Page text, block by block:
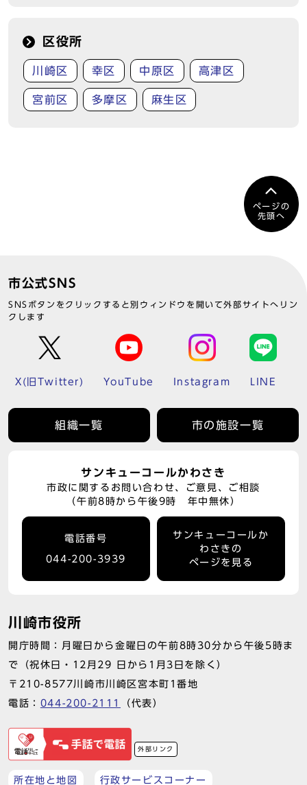
区役所
川崎区 幸区 中原区 高津区
宮前区 多摩区 麻生区
ページの
先頭へ
市公式SNS
SNSボタンをクリックすると別ウィンドウを開いて外部サイトへリン
クします
X(旧Twitter) YouTube Instagram LINE
組織一覧 市の施設一覧
サンキューコールかわさき
市政に関するお問い合わせ、ご意見、ご相談
（午前8時から午後9時 年中無休）
電話番号
044-200-3939
サンキューコールか
わさきの
ページを見る
川崎市役所
開庁時間：月曜日から金曜日の午前8時30分から午後5時ま
で（祝休日・12月29 日から1月3日を除く）
〒210-8577川崎市川崎区宮本町1番地
電話： 044-200-2111 （代表）
外部リンク
所在地と地図 行政サービスコーナー